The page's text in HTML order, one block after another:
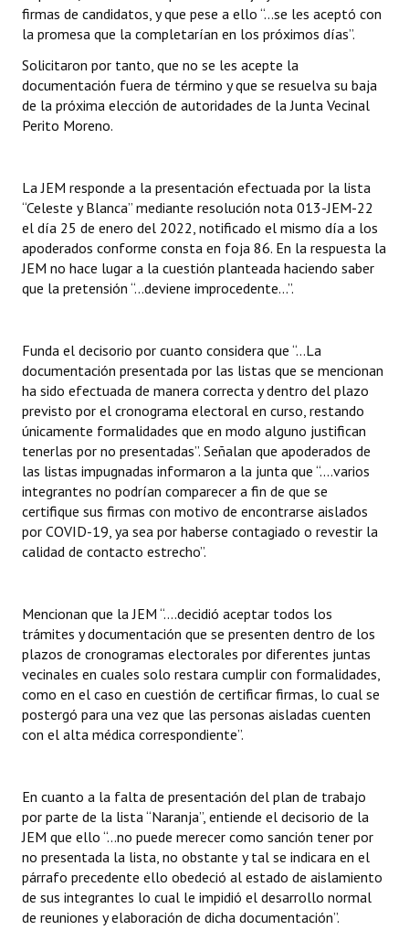
firmas de candidatos, y que pese a ello “…se les aceptó con
la promesa que la completarían en los próximos días”.
Solicitaron por tanto, que no se les acepte la
documentación fuera de término y que se resuelva su baja
de la próxima elección de autoridades de la Junta Vecinal
Perito Moreno.
La JEM responde a la presentación efectuada por la lista
“Celeste y Blanca” mediante resolución nota 013-JEM-22
el día 25 de enero del 2022, notificado el mismo día a los
apoderados conforme consta en foja 86. En la respuesta la
JEM no hace lugar a la cuestión planteada haciendo saber
que la pretensión “…deviene improcedente…”.
Funda el decisorio por cuanto considera que “…La
documentación presentada por las listas que se mencionan
ha sido efectuada de manera correcta y dentro del plazo
previsto por el cronograma electoral en curso, restando
únicamente formalidades que en modo alguno justifican
tenerlas por no presentadas”. Señalan que apoderados de
las listas impugnadas informaron a la junta que “....varios
integrantes no podrían comparecer a fin de que se
certifique sus firmas con motivo de encontrarse aislados
por COVID-19, ya sea por haberse contagiado o revestir la
calidad de contacto estrecho”.
Mencionan que la JEM “….decidió aceptar todos los
trámites y documentación que se presenten dentro de los
plazos de cronogramas electorales por diferentes juntas
vecinales en cuales solo restara cumplir con formalidades,
como en el caso en cuestión de certificar firmas, lo cual se
postergó para una vez que las personas aisladas cuenten
con el alta médica correspondiente”.
En cuanto a la falta de presentación del plan de trabajo
por parte de la lista “Naranja”, entiende el decisorio de la
JEM que ello “…no puede merecer como sanción tener por
no presentada la lista, no obstante y tal se indicara en el
párrafo precedente ello obedeció al estado de aislamiento
de sus integrantes lo cual le impidió el desarrollo normal
de reuniones y elaboración de dicha documentación”.